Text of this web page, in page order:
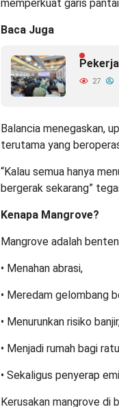
memperkuat garis
Baca Juga
27
Balancia menegaskan,
terutama yang
“Kalau semua hanya
bergerak sekarang”
Kenapa Mangrove?
Mangrove adalah
• Menahan abrasi,
• Meredam gelombang
• Menurunkan risiko
• Menjadi rumah bagi
• Sekaligus penyerap
Kerusakan mangrove di